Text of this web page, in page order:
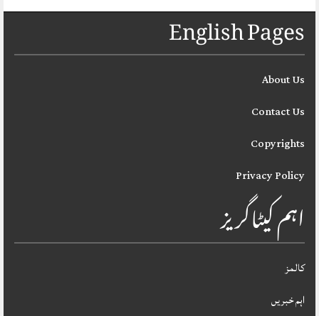
English Pages
About Us
Contact Us
Copyrights
Privacy Policy
اہم کیٹاگریز
کالمز
اہم خبریں